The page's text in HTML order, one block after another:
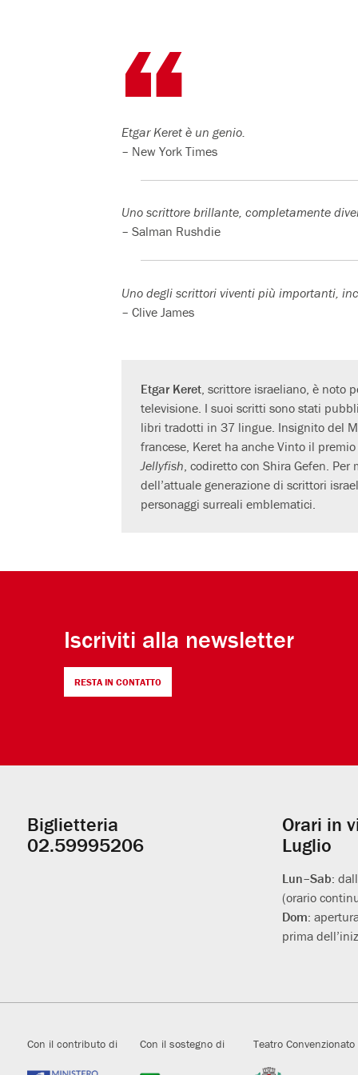
Etgar Keret è un genio.
– New York Times
Uno scrittore brillante, completamente
– Salman Rushdie
Uno degli scrittori viventi più importanti,
– Clive James
Etgar Keret , scrittore israeliano, è noto
televisione. I suoi scritti sono stati
libri tradotti in 37 lingue. Insignito del
francese, Keret ha anche Vinto il
Jellyfish , codiretto con Shira Gefen.
dell’attuale generazione di scrittori
personaggi surreali emblematici.
Iscriviti alla newsletter
RESTA IN CONTATTO
Informazioni
utili
Biglietteria
02.59995206
Orari in
Luglio
Lun–Sab:
(orario
Dom:
prima
Con il contributo di Con il sostegno di Teatro Convenzionato